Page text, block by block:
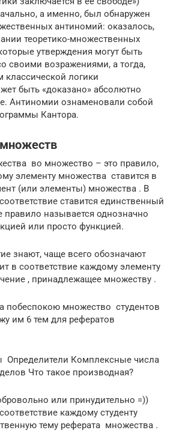
а именно, был обнаружен
антиномий: оказалось,
теоретико-множественных
утверждения могут быть
своими возражениями, а тогда,
классической логики
быть «доказано» абсолютно
Антиномии ознаменовали собой
Кантора.
во множество – это правило,
элементу множества ставится в
(или элементы) множества . В
ставится единственный
правило называется однозначно
или просто функцией.
знают, чаще всего обозначают
в соответствие каждому элементу
, принадлежащее множеству .
побеспокою множество студентов
им 6 тем для рефератов
Комплексные числа
Что такое производная?
или принудительно =))
каждому студенту
тему реферата множества .